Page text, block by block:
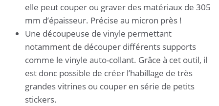
elle peut couper ou graver des matériaux de 305
mm d’épaisseur. Précise au micron près !
Une découpeuse de vinyle permettant
notamment de découper différents supports
comme le vinyle auto-collant. Grâce à cet outil, il
est donc possible de créer l’habillage de très
grandes vitrines ou couper en série de petits
stickers.